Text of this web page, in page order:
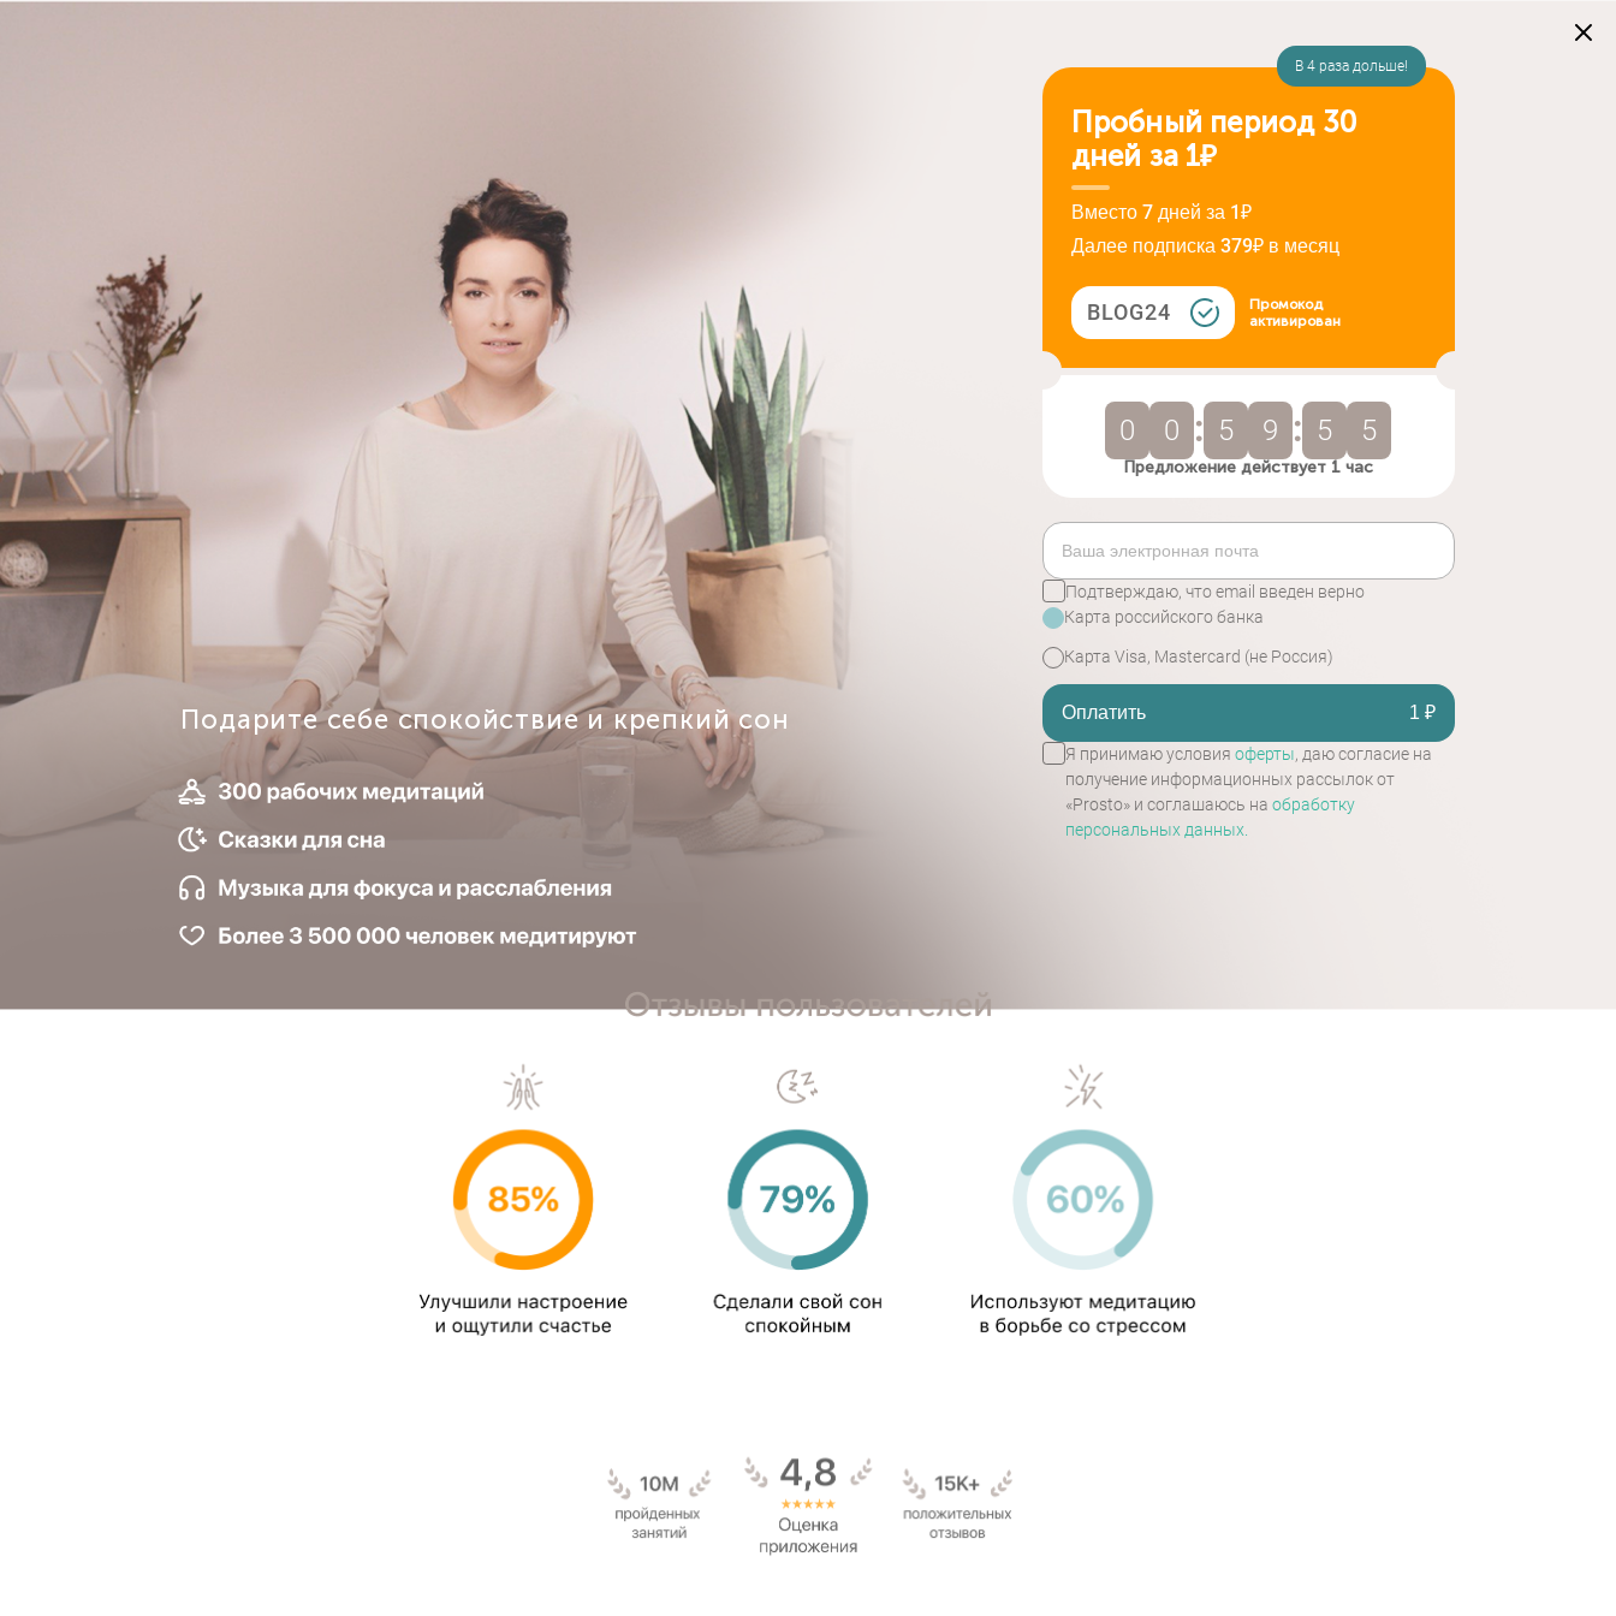
В 4 раза дольше!
Пробный период 30
дней за 1₽
Вместо 7 дней за 1₽
Далее подписка 379₽ в месяц
BLOG24
Промокод
активирован
0 0 : 5 9 : 5 4
Предложение действует 1 час
Подтверждаю, что email введен верно
Карта российского банка
Карта Visa, Mastercard (не Россия)
Оплатить 1 ₽
Я принимаю условия оферты, даю согласие на
получение информационных рассылок от
«Prosto» и соглашаюсь на обработку
персональных данных.
Подарите себе спокойствие и крепкий сон